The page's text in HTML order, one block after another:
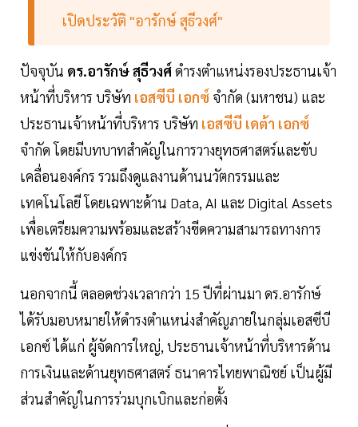
เปิดประวัติ "อารักษ์ สุธีวงศ์"
ปัจจุบัน ดร.อารักษ์ สุธีวงศ์ดำรงตำแหน่งรองประธานเจ้า
หน้าที่บริหาร บริษัท เอสซีบี เอกซ์ จำกัด (มหาชน) และ
ประธานเจ้าหน้าที่บริหาร บริษัท เอสซีบี เดต้า เอกซ์
จำกัด โดยมีบทบาทสำคัญในการวางยุทธศาสตร์และขับ
เคลื่อนองค์กร รวมถึงดูแลงานด้านนวัตกรรมและ
เทคโนโลยี โดยเฉพาะด้าน Data, AI และ Digital Assets
เพื่อเตรียมความพร้อมและสร้างขีดความสามารถทางการ
แข่งขันให้กับองค์กร
นอกจากนี้ ตลอดช่วงเวลากว่า 15 ปีที่ผ่านมา ดร.อารักษ์
ได้รับมอบหมายให้ดำรงตำแหน่งสำคัญภายในกลุ่มเอสซีบี
เอกซ์ ได้แก่ ผู้จัดการใหญ่, ประธานเจ้าหน้าที่บริหารด้าน
การเงินและด้านยุทธศาสตร์ ธนาคารไทยพาณิชย์ เป็นผู้มี
ส่วนสำคัญในการร่วมบุกเบิกและก่อตั้ง